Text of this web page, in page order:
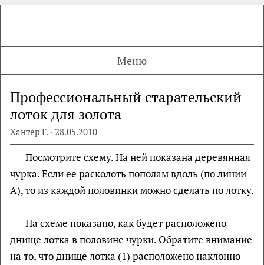
Меню
Профессиональный старательский
лоток для золота
Хантер Г. · 28.05.2010
Посмотрите схему. На ней показана деревянная
чурка. Если ее расколоть пополам вдоль (по линии
А), то из каждой половинки можно сделать по лотку.
На схеме показано, как будет расположено
днище лотка в половине чурки. Обратите внимание
на то, что днище лотка (1) расположено наклонно